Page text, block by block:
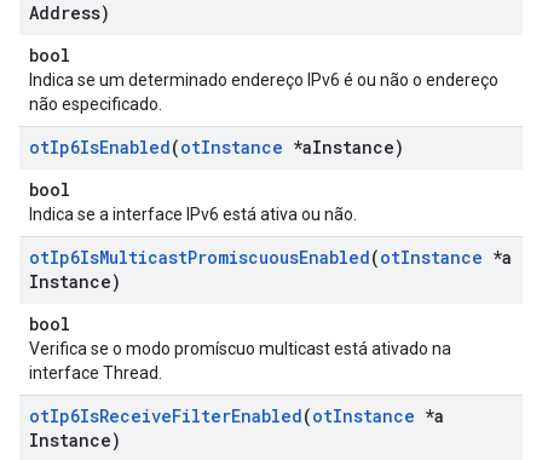
Address)
bool
Indica se um determinado endereço IPv6 é ou não o endereço
não especificado.
otIp6IsEnabled(otInstance *aInstance)
bool
Indica se a interface IPv6 está ativa ou não.
otIp6IsMulticastPromiscuousEnabled(otInstance *a
Instance)
bool
Verifica se o modo promíscuo multicast está ativado na
interface Thread.
otIp6IsReceiveFilterEnabled(otInstance *a
Instance)